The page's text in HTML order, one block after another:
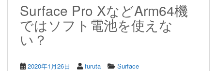
Surface Pro XなどArm64機
ではソフト電池を使えな
い？
2020年1月26日 furuta Surface